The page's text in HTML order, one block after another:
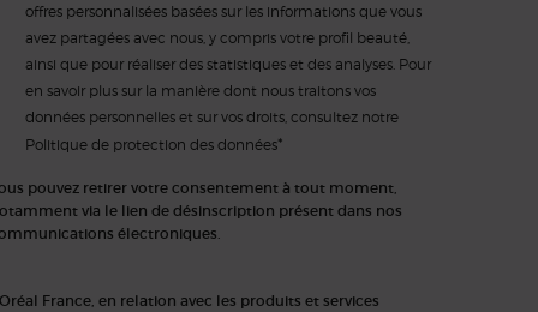
offres personnalisées basées sur les informations que vous
avez partagées avec nous, y compris votre profil beauté,
ainsi que pour réaliser des statistiques et des analyses. Pour
en savoir plus sur la manière dont nous traitons vos
données personnelles et sur vos droits, consultez notre
Politique de protection des données*
pouvez retirer votre consentement à tout moment,
via le lien de désinscription présent dans nos
électroniques.
France, en relation avec les produits et services